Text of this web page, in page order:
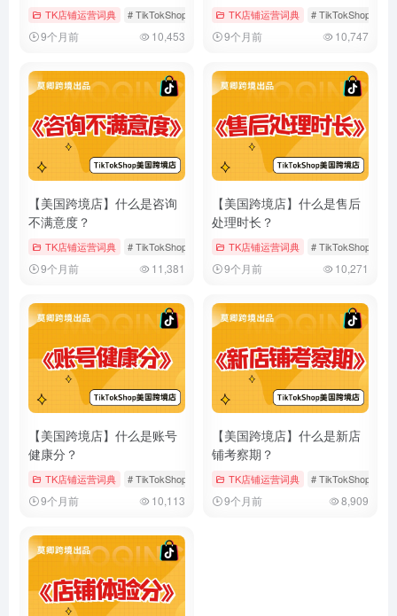
TK店铺运营词典 # TikTokShop # 店铺运营 # 美国跨境店
9个月前 10,453
TK店铺运营词典 # TikTokShop
9个月前 10,747
【美国跨境店】什么是咨询
不满意度？
TK店铺运营词典 # TikTokShop # 咨询不满意度 # 售后服务
9个月前 11,381
【美国跨境店】什么是售后
处理时长？
TK店铺运营词典 # TikTokShop
9个月前 10,271
【美国跨境店】什么是账号
健康分？
TK店铺运营词典 # TikTokShop # 健康分 # 店铺运营
9个月前 10,113
【美国跨境店】什么是新店
铺考察期？
TK店铺运营词典 # TikTokShop
9个月前 8,909